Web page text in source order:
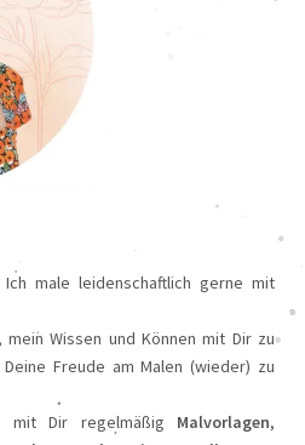
male leidenschaftlich gerne mit
Wissen und Können mit Dir zu
Freude am Malen (wieder) zu
Dir regelmäßig Malvorlagen,